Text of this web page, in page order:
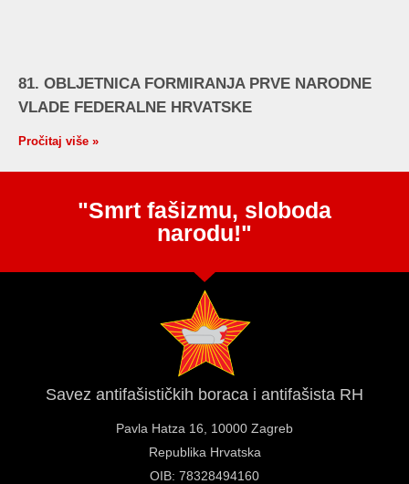
81. OBLJETNICA FORMIRANJA PRVE NARODNE
VLADE FEDERALNE HRVATSKE
Pročitaj više »
"Smrt fašizmu, sloboda
narodu!"
Savez antifašističkih boraca i antifašista RH
Pavla Hatza 16, 10000 Zagreb
Republika Hrvatska
OIB: 78328494160